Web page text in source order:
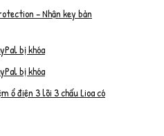
– Nhận key bản
bị khóa
bị khóa
ổ điện 3 lõi 3 chấu Lioa có